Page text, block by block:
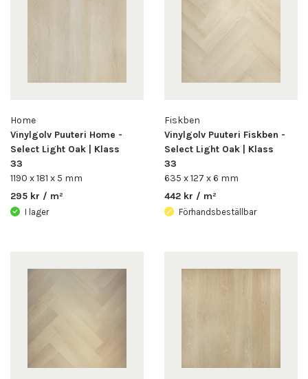
Home
Vinylgolv Puuteri Home -
Select Light Oak | Klass
33
1190 x 181 x 5 mm
295 kr / m²
I lager
Fiskben
Vinylgolv Puuteri Fiskben -
Select Light Oak | Klass
33
635 x 127 x 6 mm
442 kr / m²
Förhandsbeställbar